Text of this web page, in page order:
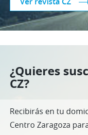
¿Quieres
CZ?
Recibirás en tu
Centro Zaragoza